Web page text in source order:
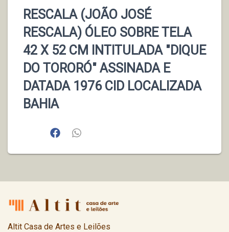
RESCALA (JOÃO JOSÉ
RESCALA) ÓLEO SOBRE TELA
42 X 52 CM INTITULADA "DIQUE
DO TORORÓ" ASSINADA E
DATADA 1976 CID LOCALIZADA
BAHIA
Altit Casa de Artes e Leilões